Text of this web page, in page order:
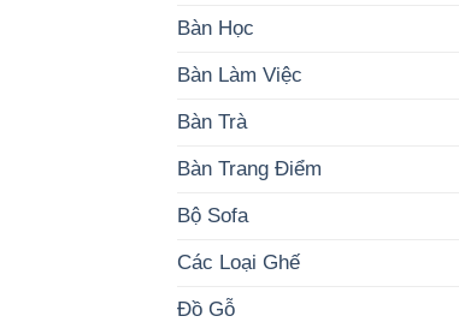
Bàn Học
Bàn Làm Việc
Bàn Trà
Bàn Trang Điểm
Bộ Sofa
Các Loại Ghế
Đồ Gỗ